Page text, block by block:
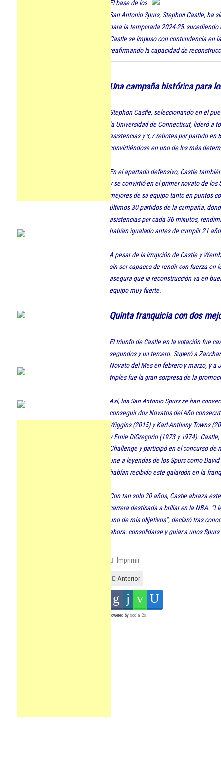
El base de los
San Antonio Spurs, Stephon Castle, ha
para la temporada 2024-25,
Castle se impuso con contundencia en
reafirmando la capacidad de
Una campaña histórica para
Stephon Castle, seleccionando en el
la Universidad de Connecticut, lideró a
asistencias y 3,7 rebotes por partido en
convirtiéndose en uno de los más
En el apartado defensivo, Castle
y se convirtió en el primer novato de los
mejores de su equipo tanto en puntos
últimos 30 partidos de la campaña,
asistencias por cada 36 minutos,
habían igualado antes de cumplir 21
A pesar de la irrupción de Castle y
sin ser capaces de rendir con fuerza en
asegura que la reconstrucción va en
equipo muy fuerte.
Quinta franquicia con dos
El triunfo de Castle en la votación fue
segundos y un tercero. Superó a
Novato del Mes en febrero y marzo, y a
triples fue la gran sorpresa de la
Así, los San Antonio Spurs se han
conseguir dos Novatos del Año
Wiggins (2015) y Karl-Anthony Towns
y Ernie DiGregorio (1973 y 1974).
Challenge y participó en el concurso de
une a leyendas de los Spurs como
habían recibido este galardón en la
Con tan solo 20 años, Castle abraza
carrera destinada a brillar en la NBA.
uno de mis objetivos”, declaró tras
ahora: consolidarse y guiar a unos
Imprimir
Anterior
powered by social2s